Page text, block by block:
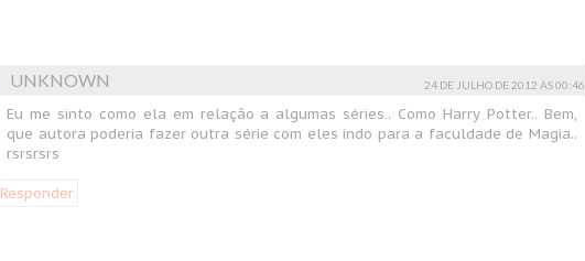
UNKNOWN 24 DE JULHO DE 2012 ÀS 00:46
Eu me sinto como ela em relação a algumas séries.. Como Harry Potter.. Bem,
que autora poderia fazer outra série com eles indo para a faculdade de Magia..
rsrsrsrs
Responder